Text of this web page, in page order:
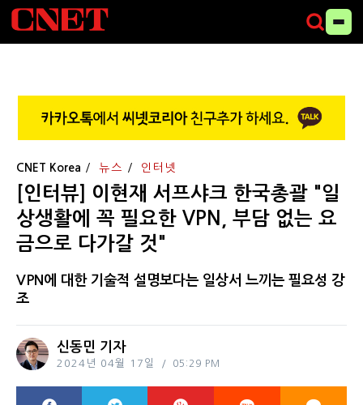
CNET Korea 뉴스 인터넷
[인터뷰] 이현재 서프샤크 한국총괄 "일
상생활에 꼭 필요한 VPN, 부담 없는 요
금으로 다가갈 것"
VPN에 대한 기술적 설명보다는 일상서 느끼는 필요성 강
조
신동민 기자
2024년 04월 17일 05:29 PM